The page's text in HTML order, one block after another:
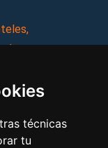
técnicas
tu